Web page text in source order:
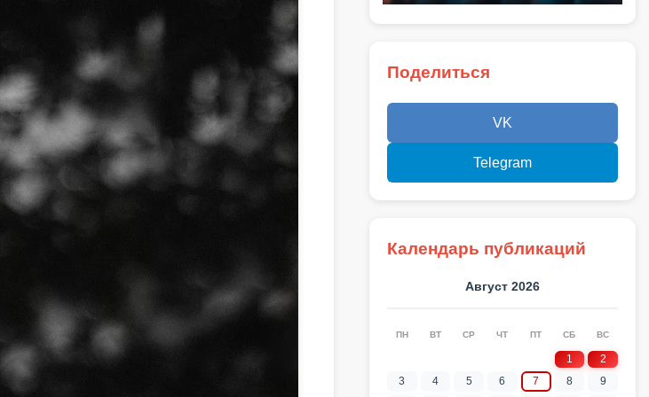
Поделиться
VK
Telegram
Календарь публикаций
Август 2026
ПН ВТ СР ЧТ ПТ СБ ВС
1
2
3
4 5 6 7 8 9